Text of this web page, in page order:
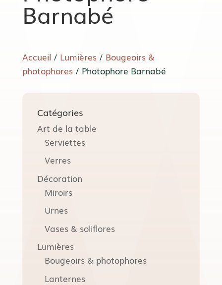
Barnabé
Accueil / Lumières/ Bougeoirs &
photophores/ Photophore Barnabé
Catégories
Art de la table
Serviettes
Verres
Décoration
Miroirs
Urnes
Vases & soliflores
Lumières
Bougeoirs & photophores
Lanternes